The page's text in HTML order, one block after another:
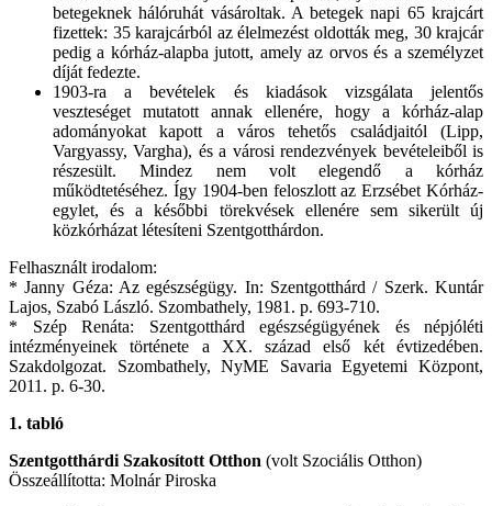
betegeknek hálóruhát vásároltak. A betegek napi 65 krajcárt
fizettek: 35 karajcárból az élelmezést oldották meg, 30 krajcár
pedig a kórház-alapba jutott, amely az orvos és a személyzet
díját fedezte.
1903-ra a bevételek és kiadások vizsgálata jelentős
veszteséget mutatott annak ellenére, hogy a kórház-alap
adományokat kapott a város tehetős családjaitól (Lipp,
Vargyassy, Vargha), és a városi rendezvények bevételeiből is
részesült. Mindez nem volt elegendő a kórház
működtetéséhez. Így 1904-ben feloszlott az Erzsébet Kórház-
egylet, és a későbbi törekvések ellenére sem sikerült új
közkórházat létesíteni Szentgotthárdon.
Felhasznált irodalom:
* Janny Géza: Az egészségügy. In: Szentgotthárd / Szerk. Kuntár
Lajos, Szabó László. Szombathely, 1981. p. 693-710.
* Szép Renáta: Szentgotthárd egészségügyének és népjóléti
intézményeinek története a XX. század első két évtizedében.
Szakdolgozat. Szombathely, NyME Savaria Egyetemi Központ,
2011. p. 6-30.
1. tabló
Szentgotthárdi Szakosított Otthon (volt Szociális Otthon)
Összeállította: Molnár Piroska